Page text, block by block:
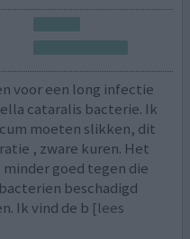
voor een long infectie
cataralis bacterie. Ik
moeten slikken, dit
, zware kuren. Het
goed tegen die
beschadigd
Ik vind de b [lees